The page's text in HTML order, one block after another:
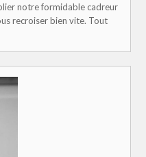
notre formidable cadreur
recroiser bien vite. Tout